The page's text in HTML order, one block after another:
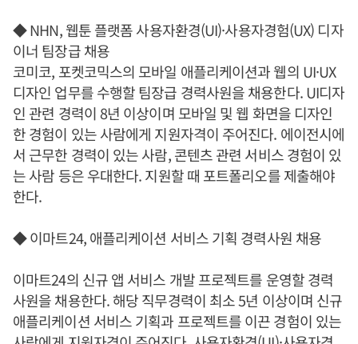
◆ NHN, 웹툰 플랫폼 사용자환경(UI)·사용자경험(UX) 디자
이너 팀장급 채용
코미코, 포켓코믹스의 모바일 애플리케이션과 웹의 UI·UX
디자인 업무를 수행할 팀장급 경력사원을 채용한다. UI디자
인 관련 경력이 8년 이상이며 모바일 및 웹 화면을 디자인
한 경험이 있는 사람에게 지원자격이 주어진다. 에이전시에
서 근무한 경력이 있는 사람, 콘텐츠 관련 서비스 경험이 있
는 사람 등은 우대한다. 지원할 때 포트폴리오를 제출해야
한다.
◆ 이마트24, 애플리케이션 서비스 기획 경력사원 채용
이마트24의 신규 앱 서비스 개발 프로젝트를 운영할 경력
사원을 채용한다. 해당 직무경력이 최소 5년 이상이며 신규
애플리케이션 서비스 기획과 프로젝트를 이끈 경험이 있는